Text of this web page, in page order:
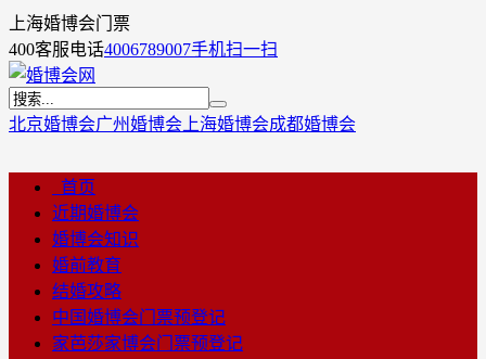
上海婚博会门票
400客服电话4006789007手机扫一扫
北京婚博会广州婚博会 上海婚博会成都婚博会
首页
近期婚博会
婚博会知识
婚前教育
结婚攻略
中国婚博会门票预登记
家芭莎家博会门票预登记